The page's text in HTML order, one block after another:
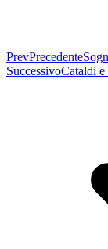
PrevPrecedente
SuccessivoCataldi